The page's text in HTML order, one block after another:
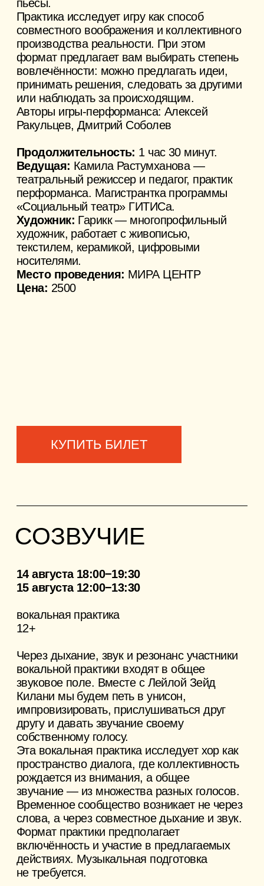
КУПИТЬ БИЛЕТ
13−16 августа 11:00−19:00
На протяжении всего «Сенокоса» зрители
и участники фестиваля создают общее
тканное полотно вместе с суздальским
художником Гарикком на холстах во дворе
МИРА.
На холстах намечены полупрозрачные
фигуры — следы встреч и присутствия.
Их контуры остаются открытыми для
продолжения, а вышивка становится
способом вступить в этот незавершённый
разговор.
В основе практики — сучжоуская техника
вышивания, предполагающая работу
по обе стороны полотна. Передавая друг
Художник:Гарикк — многопрофильный
текстилем, керамикой, цифровыми
Место проведения:МИРА ЦЕНТР
ПЕРЕПЛЕТЕНИЕ
14 августа
18:00—19:30 Созвучие
15 августа
14:00—15:30 Маршруты навстречу
18:00—19:30 Привет! Я в городе
16 августа
12:00—13:30 Точка касания
ЕДИНЫЙ БИЛЕТ
«СОУЧАСТНИКИ»